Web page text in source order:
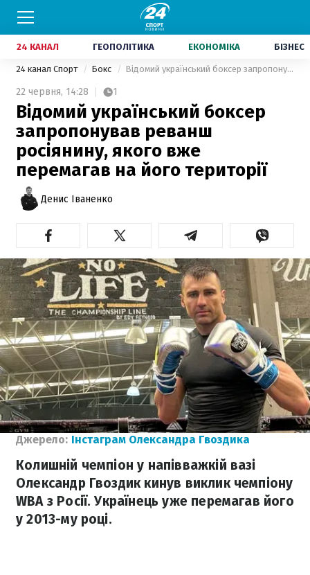
24 КАНАЛ ГЕОПОЛІТИКА ЕКОНОМІКА БІЗНЕС
24 канал Спорт Бокс Відомий український боксер запропонував реванш росіянину, якого вже перемагав на його території
22 червня, 14:28 1
Відомий український боксер
запропонував реванш
росіянину, якого вже
перемагав на його території
Денис Іваненко
Джерело: Інстаграм Олександра Гвоздика
Колишній чемпіон у напівважкій вазі
Олександр Гвоздик кинув виклик чемпіону
WBA з Росії. Українець уже перемагав його
у 2013-му році.